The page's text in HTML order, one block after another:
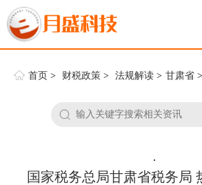
首页 > 财税政策 > 法规解读 > 甘肃省
.
国家税务总局甘肃省税务局